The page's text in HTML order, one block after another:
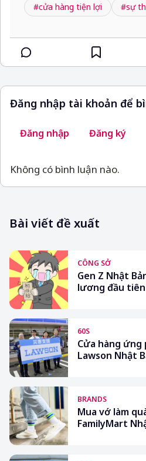
#cửa hàng tiện lợi #sự
Đăng nhập tài khoản để
Đăng nhập Đăng ký
Không có bình luận nào.
Bài viết đề xuất
CÔNG SỞ
Gen Z Nhật
lương đầu
60S
Cửa hàng
Lawson Nhật
BRANDS
Mua vớ làm
FamilyMart